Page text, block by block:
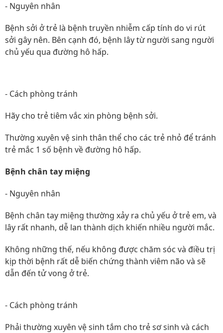
- Nguyên nhân
Bệnh sởi ở trẻ là bệnh truyền nhiễm cấp tính do vi rút
sởi gây nên. Bên cạnh đó, bệnh lây từ người sang người
chủ yếu qua đường hô hấp.
- Cách phòng tránh
Hãy cho trẻ tiêm vắc xin phòng bệnh sởi.
Thường xuyên vệ sinh thân thể cho các trẻ nhỏ để tránh
trẻ mắc 1 số bệnh về đường hô hấp.
Bệnh chân tay miệng
- Nguyên nhân
Bệnh chân tay miệng thường xảy ra chủ yếu ở trẻ em, và
lây rất nhanh, dễ lan thành dịch khiến nhiều người mắc.
Không những thế, nếu không được chăm sóc và điều trị
kịp thời bệnh rất dễ biến chứng thành viêm não và sẽ
dẫn đến tử vong ở trẻ.
- Cách phòng tránh
Phải thường xuyên vệ sinh tắm cho trẻ sơ sinh và cách